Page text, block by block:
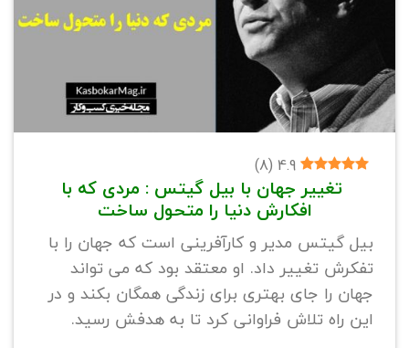
4.9
(
8
)
تغییر جهان با بیل گیتس : مردی که با
افکارش دنیا را متحول ساخت
بیل گیتس مدیر و کارآفرینی است که جهان را با
تفکرش تغییر داد. او معتقد بود که می تواند
جهان را جای بهتری برای زندگی همگان بکند و در
این راه تلاش فراوانی کرد تا به هدفش رسید.